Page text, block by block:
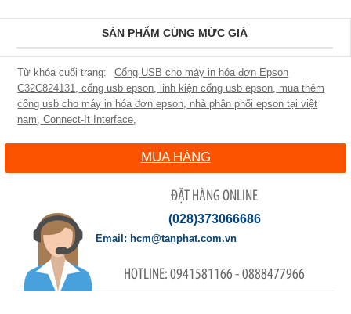
SẢN PHẨM CÙNG MỨC GIÁ
Cổng USB cho máy in hóa đơn Epson
C32C824131, cổng usb epson, linh kiện cổng usb epson, mua thêm
cổng usb cho máy in hóa đơn epson, nhà phân phối epson tại việt
nam, Connect-It Interface,
MUA HÀNG
ĐẶT HÀNG ONLINE
(028)373066686
0941581166 - 0888477966
hcm@tanphat.com.vn